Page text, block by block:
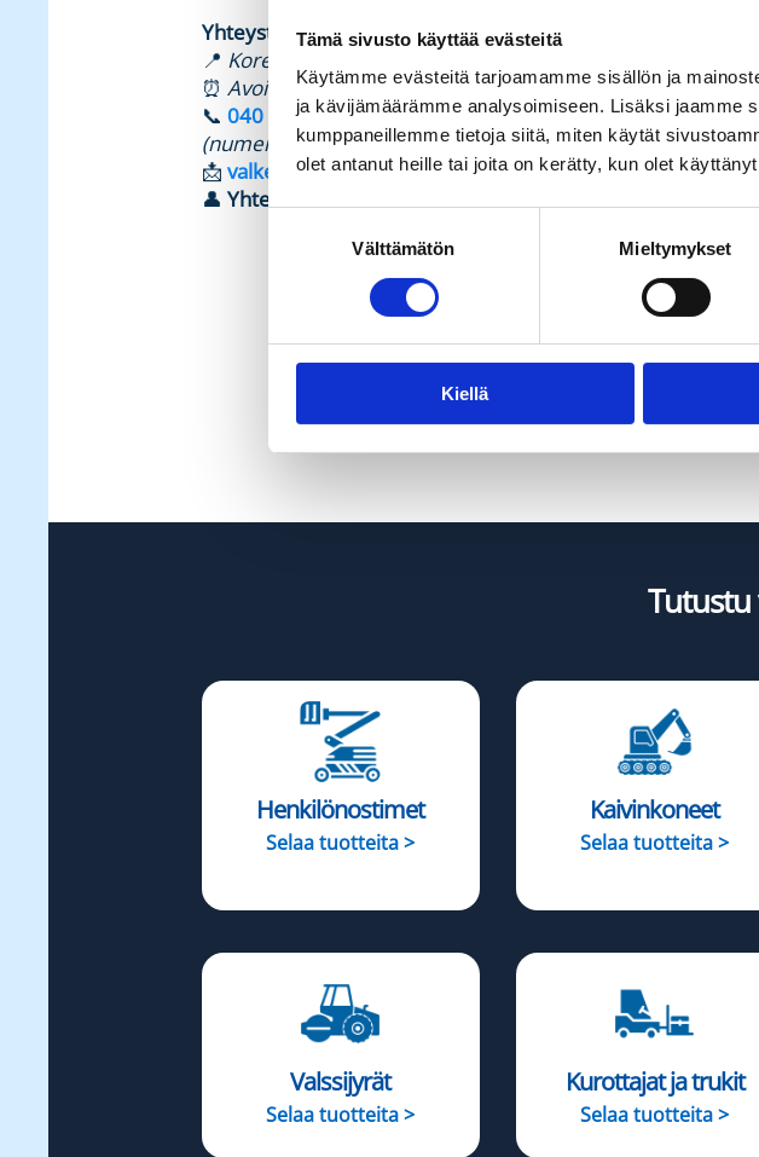
Tämä sivusto käyttää evästeitä
Käytämme evästeitä tarjoamamme sisällön ja
ja kävijämäärämme analysoimiseen. Lisäksi jaamme
kumppaneillemme tietoja siitä, miten käytät
olet antanut heille tai joita on kerätty, kun olet
Välttämätön Mieltymykset
Kiellä
Yhteystiedot:
📍 Korentinkatu 2, 37630 Valkeakoski
⏰ Avoinna arkisin 7.00–16.15
📞 040 350 6349
(numeroon vain puhelut)
📩 valkeakoski.rent@kallioinenyhtiot.com
👤 Yhteyshenkilö:
Henkilönostimet
Selaa tuotteita >
Kaivinkoneet
Selaa tuotteita >
Valssijyrät
Selaa tuotteita >
Kurottajat ja trukit
Selaa tuotteita >